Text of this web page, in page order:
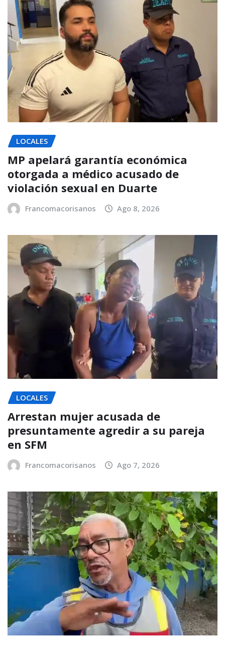
LOCALES
MP apelará garantía económica
otorgada a médico acusado de
violación sexual en Duarte
Francomacorisanos Ago 8, 2026
LOCALES
Arrestan mujer acusada de
presuntamente agredir a su pareja
en SFM
Francomacorisanos Ago 7, 2026